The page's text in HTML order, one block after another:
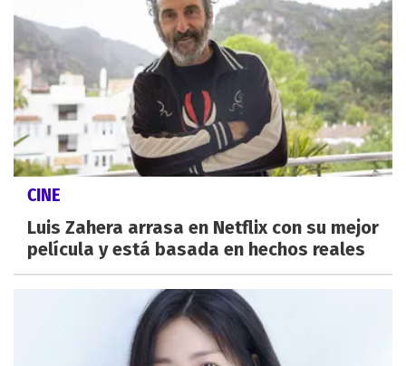
CINE
Luis Zahera arrasa en Netflix con su mejor
película y está basada en hechos reales